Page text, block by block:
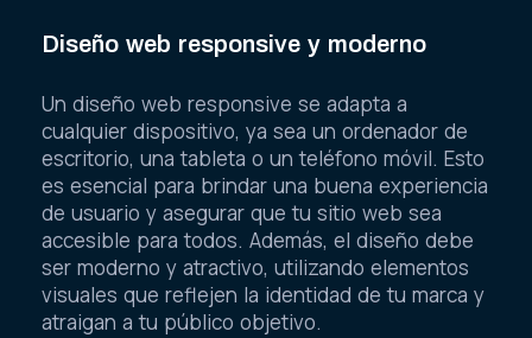
Diseño web responsive y moderno
Un diseño web responsive se adapta a
cualquier dispositivo, ya sea un ordenador de
escritorio, una tableta o un teléfono móvil. Esto
es esencial para brindar una buena experiencia
de usuario y asegurar que tu sitio web sea
accesible para todos. Además, el diseño debe
ser moderno y atractivo, utilizando elementos
visuales que reflejen la identidad de tu marca y
atraigan a tu público objetivo.